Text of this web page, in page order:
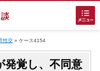
性交» ケース4154
発覚し、不同意